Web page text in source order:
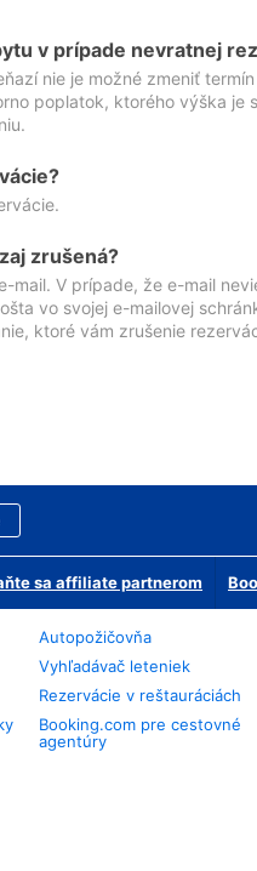
v prípade nevratnej
nie je možné zmeniť
poplatok, ktorého výška je
zrušená?
V prípade, že e-mail
vo svojej e-mailovej
ktoré vám zrušenie
sa affiliate partnerom
Autopožičovňa
Vyhľadávač leteniek
Rezervácie v reštauráciách
Booking.com pre cestovné
agentúry